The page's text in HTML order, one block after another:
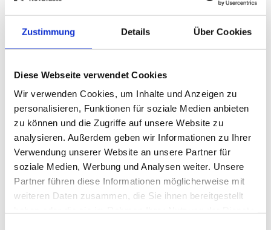
Zustimmung Details Über Cookies
Diese Webseite verwendet Cookies
Wir verwenden Cookies, um Inhalte und Anzeigen zu
personalisieren, Funktionen für soziale Medien anbieten
zu können und die Zugriffe auf unsere Website zu
analysieren. Außerdem geben wir Informationen zu Ihrer
Verwendung unserer Website an unsere Partner für
soziale Medien, Werbung und Analysen weiter. Unsere
Partner führen diese Informationen möglicherweise mit
weiteren Daten zusammen, die Sie ihnen bereitgestellt
WI-STERIL
Weitere Optionen anzeigen
Preise und Verfügbarkeit sehen unsere
eingeloggten Geschäftskunden.
Produktvorteile Informationen zur Produktqualität